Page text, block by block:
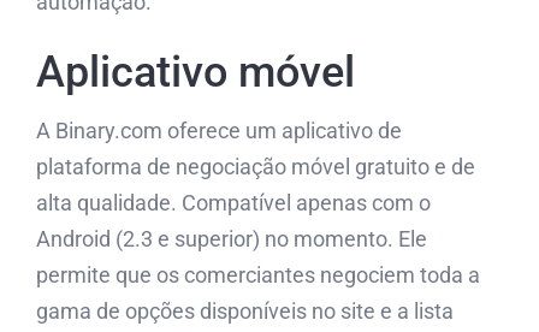
Aplicativo móvel
A Binary.com oferece um aplicativo de
plataforma de negociação móvel gratuito e de
alta qualidade. Compatível apenas com o
Android (2.3 e superior) no momento. Ele
permite que os comerciantes negociem toda a
gama de opções disponíveis no site e a lista